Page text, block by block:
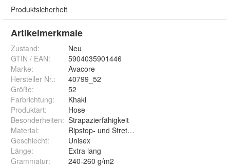
Produktsicherheit
Artikelmerkmale
Zustand:
Neu
GTIN / EAN:
5904035901446
Marke:
Avacore
Hersteller Nr.:
40799_52
Größe:
52
Farbrichtung:
Khaki
Produktart:
Hose
Besonderheiten: Strapazierfähigkeit
Material:
Ripstop- und Stretch-Material
Geschlecht:
Unisex
Länge:
Extra lang
Grammatur: 240-260 g/m2